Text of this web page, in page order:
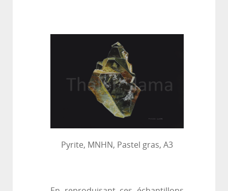
Pyrite, MNHN, Pastel gras, A3